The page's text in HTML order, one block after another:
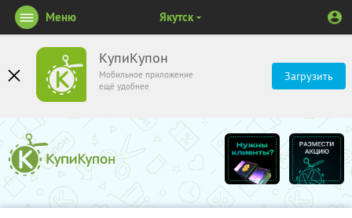
КупиКупон
Мобильное приложение
ещё удобнее
Загрузить
Меню Якутск